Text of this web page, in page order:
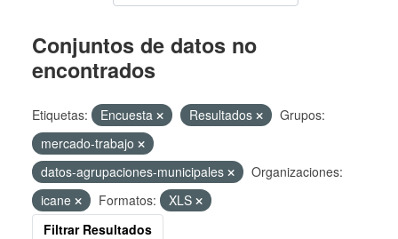
Conjuntos de datos no
encontrados
Etiquetas: Encuesta Resultados
Grupos:
mercado-trabajo
datos-agrupaciones-municipales
Organizaciones:
icane
Formatos:
XLS
Filtrar Resultados